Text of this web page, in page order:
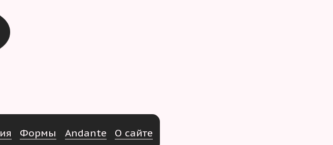
ия Формы Andante О сайте